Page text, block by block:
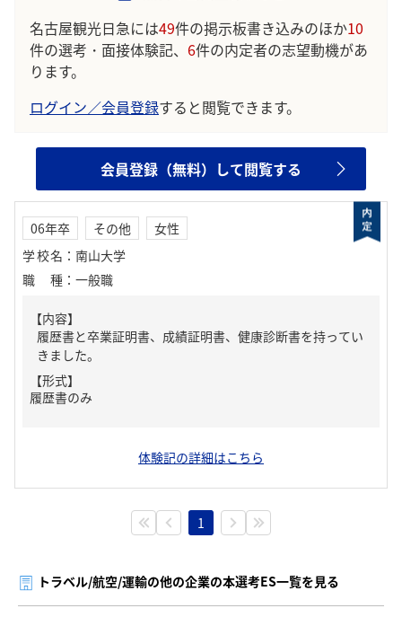
名古屋観光日急には49件の掲示板書き込みのほか10
件の選考・面接体験記、 6件の内定者の志望動機があ
ります。
ログイン／会員登録すると閲覧できます。
会員登録（無料）して閲覧する
06年卒 その他
女性
学校名 ： 南山大学
職種 ： 一般職
【内容】
履歴書と卒業証明書、成績証明書、健康診断書を持ってい
きました。
【形式】
履歴書のみ
体験記の詳細はこちら
1
トラベル/航空/運輸の他の企業の本選考ES一覧を見る